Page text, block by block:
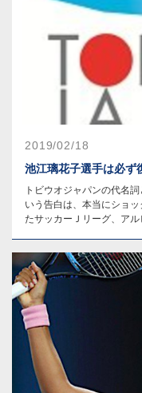
2019/02/18
池江璃花子選手は必ず
トビウオジャパンの代名
いう告白は、本当にショ
たサッカーＪリーグ、アル